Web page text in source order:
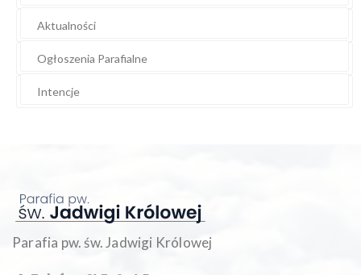
Aktualności
Ogłoszenia Parafialne
Intencje
Parafia pw. św. Jadwigi Królowej